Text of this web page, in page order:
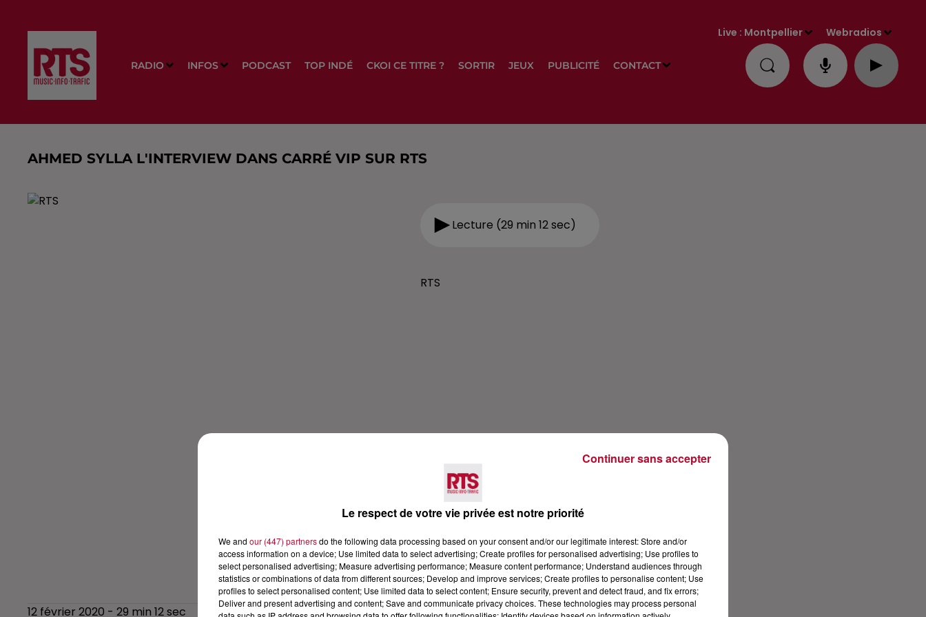
RADIO INFOS PODCAST TOP INDÉ CKOI CE TITRE ? SORTIR JEUX PUBLICITÉ CONTACT
Live : Montpellier Webradios
AHMED SYLLA L'INTERVIEW DANS CARRÉ VIP SUR RTS
Lecture (29 min 12 sec)
RTS
12 février 2020 - 29 min 12 sec
Le respect de votre vie privée est notre priorité
We and our (447) partnersdo the following data processing based on your consent and/or our legitimate interest: Store and/or
access information on a device; Use limited data to select advertising; Create profiles for personalised advertising; Use profiles to
select personalised advertising; Measure advertising performance; Measure content performance; Understand audiences through
statistics or combinations of data from different sources; Develop and improve services; Create profiles to personalise content; Use
profiles to select personalised content; Use limited data to select content; Ensure security, prevent and detect fraud, and fix errors;
Deliver and present advertising and content; Save and communicate privacy choices. These technologies may process personal
Continuer sans accepter